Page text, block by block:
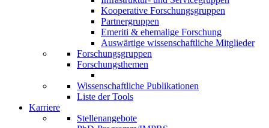
Kooperative Forschungsgruppen
Partnergruppen
Emeriti & ehemalige Forschung
Auswärtige wissenschaftliche Mitglieder
Forschungsgruppen
Forschungsthemen
Wissenschaftliche Publikationen
Liste der Tools
Karriere
Stellenangebote